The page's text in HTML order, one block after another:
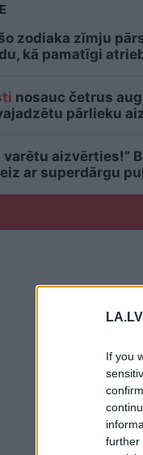
If you
further
zodiaka zīmju
kā pamatīgi
nosauc četrus
pārlieku
varētu aizvērties!”
ar superdārgu